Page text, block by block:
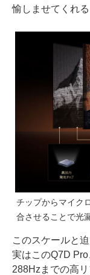
愉しませてくれる
チップからマイク
合させることで光
このスケールと
実はこのQ7D
288Hzまでの高